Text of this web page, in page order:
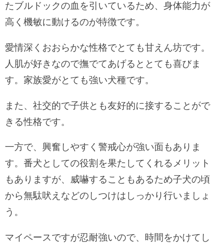
たブルドックの血を引いているため、身体能力が
高く機敏に動けるのが特徴です。
愛情深くおおらかな性格でとても甘えん坊です。
人肌が好きなので撫でてあげるととても喜びま
す。家族愛がとても強い犬種です。
また、社交的で子供とも友好的に接することがで
きる性格です。
一方で、興奮しやすく警戒心が強い面もありま
す。番犬としての役割を果たしてくれるメリット
もありますが、威嚇することもあるため子犬の頃
から無駄吠えなどのしつけはしっかり行いましょ
う。
マイペースですが忍耐強いので、時間をかけてし